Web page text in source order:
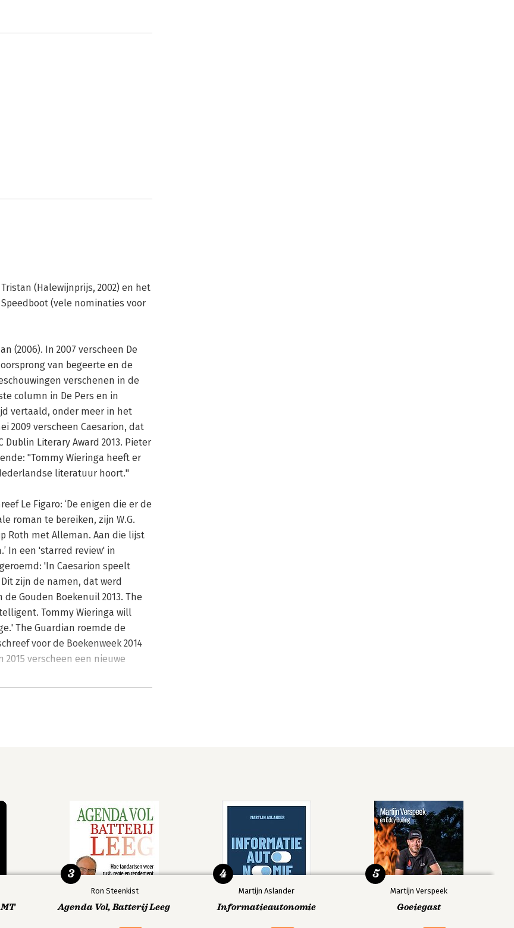
(Halewijnprijs, 2002) en het
(vele nominaties voor
van begeerte en de
verschenen in de
column in De Pers en in
vertaald, onder meer in het
2009 verscheen Caesarion, dat
Literary Award 2013. Pieter
"Tommy Wieringa heeft er
literatuur hoort."
Le Figaro: ‘De enigen die er de
roman te bereiken, zijn W.G.
Roth met Alleman. Aan die lijst
In een 'starred review' in
'In Caesarion speelt
zijn de namen, dat werd
Gouden Boekenuil 2013. The
Tommy Wieringa will
The Guardian roemde de
voor de Boekenweek 2014
verscheen een nieuwe
Ron Steenkist
Agenda Vol, Batterij Leeg
3
Martijn Aslander
Informatieautonomie
4
Martijn Verspeek
Goeiegast
5